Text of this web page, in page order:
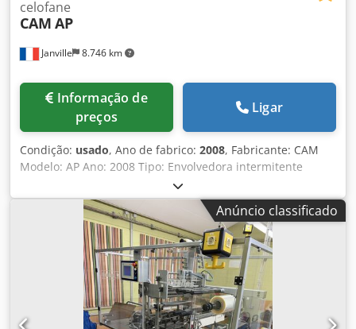
Janville 8.746 km
celofane
CAM AP
preços
Ligar
Condição: usado, Ano de fabrico: 2008, Fabricante: CAM
Modelo: AP Ano: 2008 Tipo: Envolvedora intermitente
Materiais: Polipropileno, PVC, celofane. Alimentação:
automática ou manual. Crodex R A Dgspfx Ab Sof
Velocidade mecânica: 31 - 100 ciclos/minuto. Formato:
Comprimento (A): 35 - 150 mm Altura (B): 15 - 80 mm
Largura (C): 60 - 300 mm Mandril: Ø 70 - 76 mm Bobina:
máx. Ø 320 mm Largura: 100 - 400 mm
Anúncio classificado